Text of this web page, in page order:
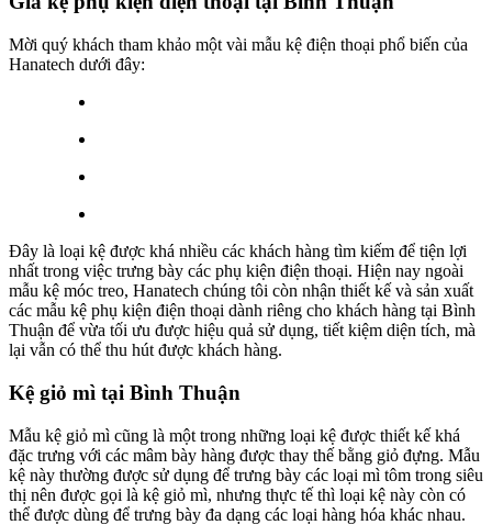
Mời quý khách tham khảo một vài mẫu kệ điện thoại phổ biến của
Hanatech dưới đây:
Đây là loại kệ được khá nhiều các khách hàng tìm kiếm để tiện lợi
nhất trong việc trưng bày các phụ kiện điện thoại. Hiện nay ngoài
mẫu kệ móc treo, Hanatech chúng tôi còn nhận thiết kế và sản xuất
các mẫu kệ phụ kiện điện thoại dành riêng cho khách hàng tại Bình
Thuận để vừa tối ưu được hiệu quả sử dụng, tiết kiệm diện tích, mà
lại vẫn có thể thu hút được khách hàng.
Kệ giỏ mì tại Bình Thuận
Mẫu kệ giỏ mì cũng là một trong những loại kệ được thiết kế khá
đặc trưng với các mâm bày hàng được thay thế bằng giỏ đựng. Mẫu
kệ này thường được sử dụng để trưng bày các loại mì tôm trong siêu
thị nên được gọi là kệ giỏ mì, nhưng thực tế thì loại kệ này còn có
thể được dùng để trưng bày đa dạng các loại hàng hóa khác nhau.